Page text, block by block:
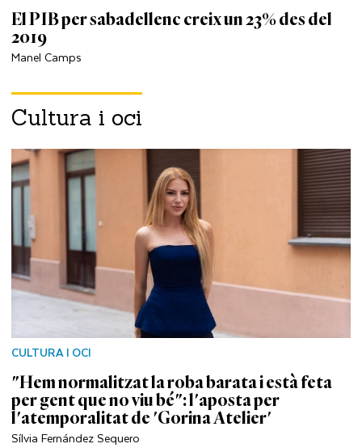
El PIB per sabadellenc creix un 23% des del
2019
Manel Camps
Cultura i oci
CULTURA I OCI
"Hem normalitzat la roba barata i està feta
per gent que no viu bé": l'aposta per
l'atemporalitat de 'Gorina Atelier'
Sílvia Fernández Sequero